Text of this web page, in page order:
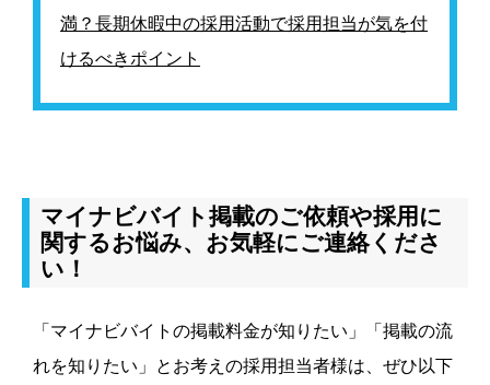
満？長期休暇中の採用活動で採用担当が気を付
けるべきポイント
マイナビバイト掲載のご依頼や採用に
関するお悩み、お気軽にご連絡くださ
い！
「マイナビバイトの掲載料金が知りたい」「掲載の流
れを知りたい」とお考えの採用担当者様は、ぜひ以下